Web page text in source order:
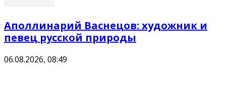
Аполлинарий Васнецов: художник и
певец русской природы
06.08.2026, 08:49